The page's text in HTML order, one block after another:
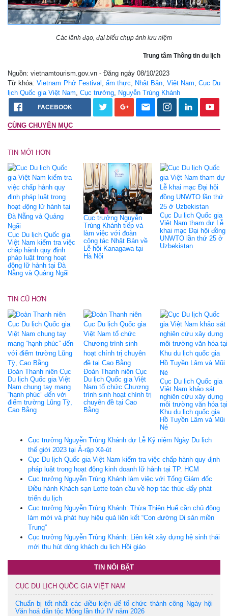
Các lãnh đạo, đại biểu chụp ảnh lưu niệm
Trung tâm Thông tin du lịch
Nguồn: vietnamtourism.gov.vn - Đăng ngày 08/10/2023
Từ khóa:Vietnam Phở Festival , ẩm thực, Nhật Bản, Việt Nam, Cục Du
lịch Quốc gia Việt Nam, Cục trưởng, Nguyễn Trùng Khánh
FACEBOOK
CÙNG CHUYÊN MỤC
TIN MỚI HƠN
Cục Du lịch Quốc gia
Việt Nam kiểm tra việc
chấp hành quy định
pháp luật trong hoạt
động lữ hành tại Đà
Nẵng và Quảng Ngãi
Cục trưởng Nguyễn
Trùng Khánh tiếp và
làm việc với đoàn
công tác Nhật Bản về
Lễ hội Kanagawa tại
Hà Nội
Cục Du lịch Quốc gia
Việt Nam tham dự Lễ
khai mạc Đại hội đồng
UNWTO lần thứ 25 ở
Uzbekistan
TIN CŨ HƠN
Đoàn Thanh niên Cục
Du lịch Quốc gia Việt
Nam chung tay mang
“hạnh phúc” đến với
điểm trường Lũng Tỳ,
Cao Bằng
Đoàn Thanh niên Cục
Du lịch Quốc gia Việt
Nam tổ chức Chương
trình sinh hoạt chính trị
chuyên đề tại Cao
Bằng
Cục Du lịch Quốc gia
Việt Nam khảo sát
nghiên cứu xây dựng
môi trường văn hóa tại
Khu du lịch quốc gia
Hồ Tuyền Lâm và Mũi
Né
Cục trưởng Nguyễn Trùng Khánh dự Lễ Kỷ niệm Ngày Du lịch
thế giới 2023 tại Ả-rập Xê-út
Cục Du lịch Quốc gia Việt Nam kiểm tra việc chấp hành quy định
pháp luật trong hoạt động kinh doanh lữ hành tại TP. HCM
Cục trưởng Nguyễn Trùng Khánh làm việc với Tổng Giám đốc
Điều hành Khách sạn Lotte toàn cầu về hợp tác thúc đẩy phát
triển du lịch
Cục trưởng Nguyễn Trùng Khánh: Thừa Thiên Huế cần chủ động
làm mới và phát huy hiệu quả liên kết “Con đường Di sản miền
Trung”
Cục trưởng Nguyễn Trùng Khánh: Liên kết xây dựng hệ sinh thái
mới thu hút dòng khách du lịch Hồi giáo
TIN NỔI BẬT
CỤC DU LỊCH QUỐC GIA VIỆT NAM
Chuẩn bị tốt nhất các điều kiện để tổ chức thành công Ngày hội
Văn hoá dân tộc Mông lần thứ IV năm 2026